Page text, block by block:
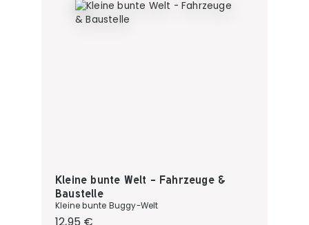
Kleine bunte Welt - Fahrzeuge &
Baustelle
Kleine bunte Buggy-Welt
Regulärer Preis: